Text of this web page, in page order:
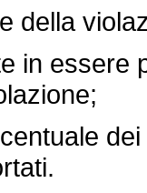
della
essere
dei